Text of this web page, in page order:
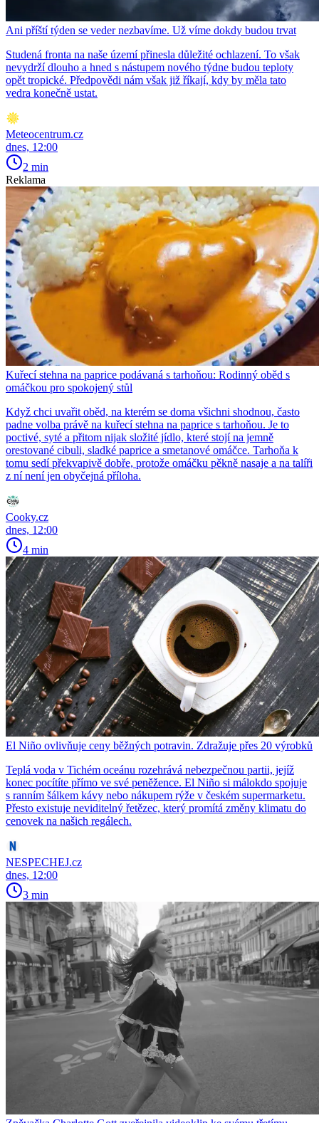
Ani příští týden se veder nezbavíme. Už víme dokdy budou trvat
Studená fronta na naše území přinesla důležité ochlazení. To však
nevydrží dlouho a hned s nástupem nového týdne budou teploty
opět tropické. Předpovědi nám však již říkají, kdy by měla tato
vedra konečně ustat.
Meteocentrum.cz
dnes, 12:00
2 min
Reklama
Kuřecí stehna na paprice podávaná s tarhoňou: Rodinný oběd s
omáčkou pro spokojený stůl
Když chci uvařit oběd, na kterém se doma všichni shodnou, často
padne volba právě na kuřecí stehna na paprice s tarhoňou. Je to
poctivé, syté a přitom nijak složité jídlo, které stojí na jemně
orestované cibuli, sladké paprice a smetanové omáčce. Tarhoňa k
tomu sedí překvapivě dobře, protože omáčku pěkně nasaje a na talíři
z ní není jen obyčejná příloha.
Cooky.cz
dnes, 12:00
4 min
El Niño ovlivňuje ceny běžných potravin. Zdražuje přes 20 výrobků
Teplá voda v Tichém oceánu rozehrává nebezpečnou partii, jejíž
konec pocítíte přímo ve své peněžence. El Niño si málokdo spojuje
s ranním šálkem kávy nebo nákupem rýže v českém supermarketu.
Přesto existuje neviditelný řetězec, který promítá změny klimatu do
cenovek na našich regálech.
NESPECHEJ.cz
dnes, 12:00
3 min